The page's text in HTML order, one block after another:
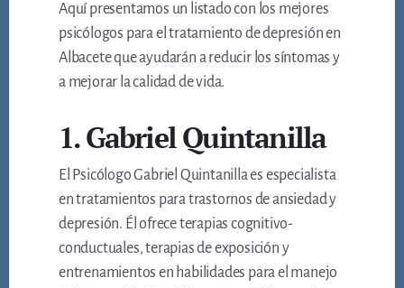
Aquí presentamos un listado con los mejores
psicólogos para el tratamiento de depresión en
Albacete que ayudarán a reducir los síntomas y
a mejorar la calidad de vida.
1. Gabriel Quintanilla
El Psicólogo Gabriel Quintanilla es especialista
en tratamientos para trastornos de ansiedad y
depresión. Él ofrece terapias cognitivo-
conductuales, terapias de exposición y
entrenamientos en habilidades para el manejo